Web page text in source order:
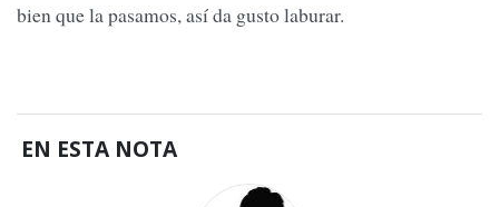
bien que la pasamos, así da gusto laburar.
EN ESTA NOTA